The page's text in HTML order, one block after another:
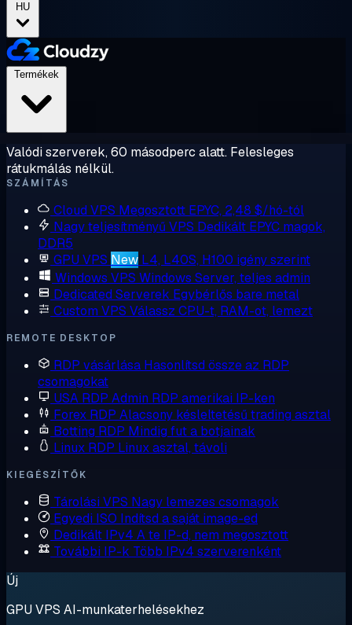
HU
Valódi szerverek, 60 másodperc alatt. Felesleges
rátukmálás nélkül.
SZÁMÍTÁS
Cloud VPS Megosztott EPYC, 2,48 $/hó-tól
Nagy teljesítményű VPS Dedikált EPYC magok,
DDR5
GPU VPS New L4, L40S, H100 igény szerint
Windows VPS Windows Server, teljes admin
Dedicated Serverek Egybérlős bare metal
Custom VPS Válassz CPU-t, RAM-ot, lemezt
REMOTE DESKTOP
RDP vásárlása Hasonlítsd össze az RDP
csomagokat
USA RDP Admin RDP amerikai IP-ken
Forex RDP Alacsony késleltetésű trading asztal
Botting RDP Mindig fut a botjainak
Linux RDP Linux asztal, távoli
KIEGÉSZÍTŐK
Tárolási VPS Nagy lemezes csomagok
Egyedi ISO Indítsd a saját image-ed
Dedikált IPv4 A te IP-d, nem megosztott
További IP-k Több IPv4 szerverenként
Új
GPU VPS AI-munkaterhelésekhez